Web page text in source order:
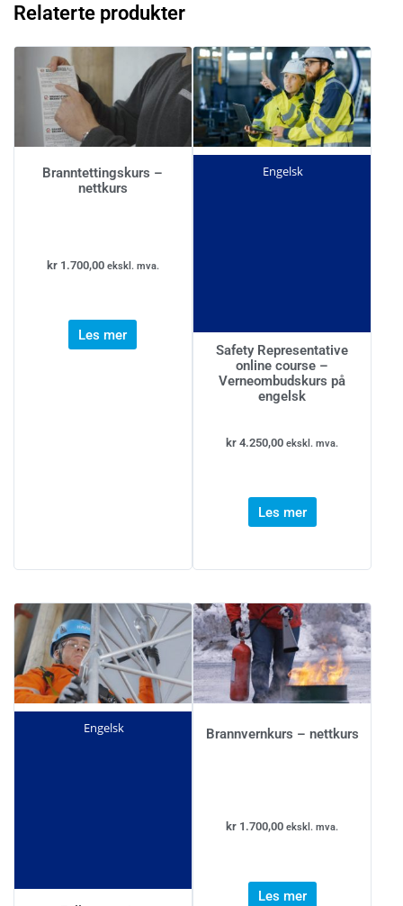
Relaterte produkter
Branntettingskurs –
nettkurs
kr1.700,00 ekskl. mva.
Les mer
Engelsk
Safety Representative
online course –
Verneombudskurs på
engelsk
kr 4.250,00 ekskl. mva.
Les mer
Engelsk Brannvernkurs – nettkurs
kr 1.700,00 ekskl. mva.
Les mer